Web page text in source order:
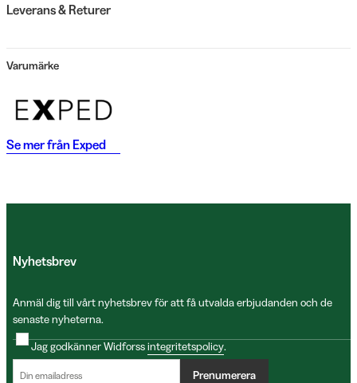
Leverans & Returer
Varumärke
Se mer från Exped
Nyhetsbrev
Anmäl dig till vårt nyhetsbrev för att få utvalda erbjudanden och de
senaste nyheterna.
Jag godkänner Widforssintegritetspolicy.
Prenumerera